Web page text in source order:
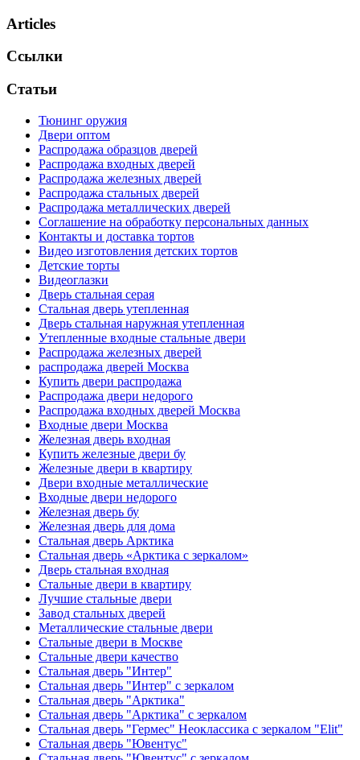
Articles
Ссылки
Статьи
Тюнинг оружия
Двери оптом
Распродажа образцов дверей
Распродажа входных дверей
Распродажа железных дверей
Распродажа стальных дверей
Распродажа металлических дверей
Соглашение на обработку персональных данных
Контакты и доставка тортов
Видео изготовления детских тортов
Детские торты
Видеоглазки
Дверь стальная серая
Стальная дверь утепленная
Дверь стальная наружная утепленная
Утепленные входные стальные двери
Распродажа железных дверей
распродажа дверей Москва
Купить двери распродажа
Распродажа двери недорого
Распродажа входных дверей Москва
Входные двери Москва
Железная дверь входная
Купить железные двери бу
Железные двери в квартиру
Двери входные металлические
Входные двери недорого
Железная дверь бу
Железная дверь для дома
Стальная дверь Арктика
Стальная дверь «Арктика с зеркалом»
Дверь стальная входная
Стальные двери в квартиру
Лучшие стальные двери
Завод стальных дверей
Металлические стальные двери
Стальные двери в Москве
Стальные двери качество
Стальная дверь "Интер"
Стальная дверь "Интер" с зеркалом
Стальная дверь "Арктика"
Стальная дверь "Арктика" с зеркалом
Стальная дверь "Гермес" Неоклассика с зеркалом "Elit"
Стальная дверь "Ювентус"